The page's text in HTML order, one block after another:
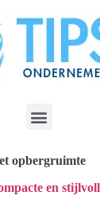
opbergruimte
en